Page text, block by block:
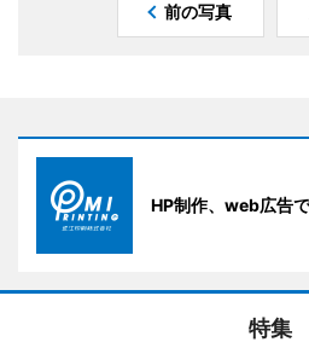
前の写真
HP制作、web広告
特集